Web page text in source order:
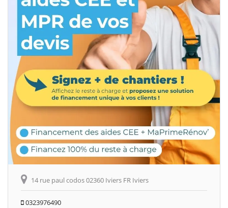
14 rue paul codos 02360 Iviers FR Iviers
0323976490